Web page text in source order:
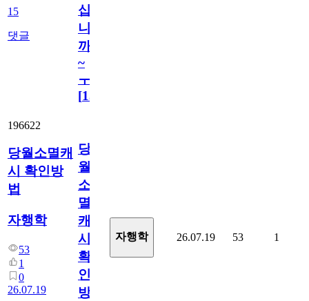
15
댓글
십
니
까
~
ㅜ
[15
196622
당월소멸캐
시 확인방
법
자행학
53
1
0
26.07.19
당
월
소
멸
캐
시
확
인
방
자행학 26.07.19 53 1